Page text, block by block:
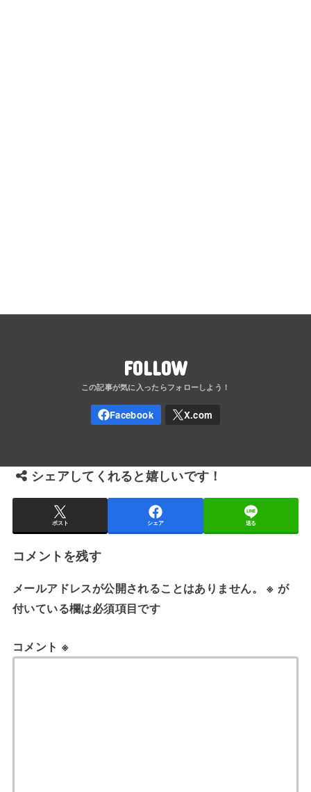
FOLLOW
シェアしてくれると嬉しいです！
ポスト シェア 送る
コメントを残す
メールアドレスが公開されることはありません。 ※ が
付いている欄は必須項目です
コメント ※